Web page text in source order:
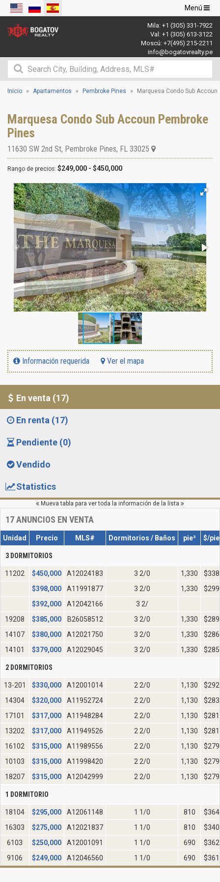
Navegación
de
palanca
Menú
Mila: +1 (305) 331-7922
Val: +1 (305) 613-3122
Moscú: +7(495) 215-2211
info@bogatovrealty.pe
Inicio Apartamentos Pembroke Pines Marquesa Condo Sub Accoun
Marquesa Condo Sub Accoun Pembroke
Pines
11630 SW 2nd St, Pembroke Pines, FL 33025
Rango de precios: $249,000 - $450,000
Información requerida Ver el mapa
En venta (17)
En renta (17)
Pendiente (0)
Vendido
Statistics
Mueva tabla para ver toda la información de la lista
17ANUNCIOS EN VENTA
Unidad Precio MLS# Dormitorios / Baños pie² $/pie
3 DORMITORIOS
11202 $450,000 A12024183 3 2/0 1,330
$338
$398,000 A11991877 3 2/0 1,330
$299
$392,000 A12042166
3 2/
19208
$385,000 B26058512 3 2/0 1,330
$289
14107
$380,000 A12021750 3 2/0 1,330
$286
14101
$379,000 A12029045 3 2/0 1,330 $285
2 DORMITORIOS
13-201 $330,000 A12001014 2 2/0 1,130
$292
14304
$320,000 A11952724 2 2/0 1,130
$283
17101
$317,000 A11948284 2 2/0 1,130
$281
13202
$317,000 A11949526 2 2/0 1,130
$281
16102
$315,000 A11989556 2 2/0 1,130
$279
10103
$315,000 A11998420 2 2/0 1,130
$279
18207
$315,000 A12042999 2 2/0 1,130 $279
1 DORMITORIO
18104 $295,000 A12061148 1 1/0 810
$364
16303
$275,000 A12021837 1 1/0 810
$340
6103
$250,000 A12001091 1 1/0 690
$362
9106
$249,000 A12046560 1 1/0 690 $361